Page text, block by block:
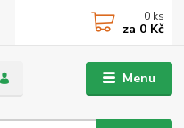
Menu
0 ks
za 0 Kč